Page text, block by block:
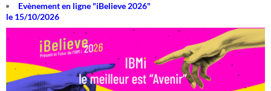
Evènement en ligne "iBelieve 2026"
le 15/10/2026